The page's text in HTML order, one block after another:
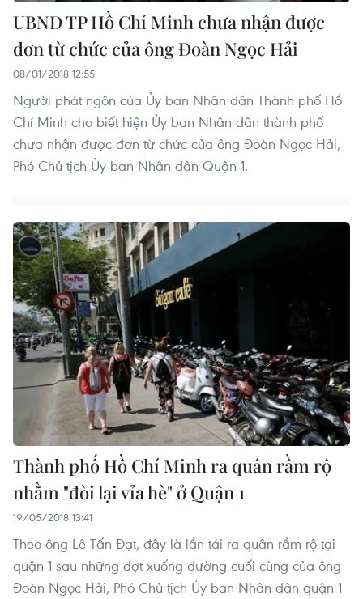
UBND TP Hồ Chí Minh chưa nhận được
đơn từ chức của ông Đoàn Ngọc Hải
08/01/2018 12:55
Người phát ngôn của Ủy ban Nhân dân Thành phố Hồ
Chí Minh cho biết hiện Ủy ban Nhân dân thành phố
chưa nhận được đơn từ chức của ông Đoàn Ngọc Hải,
Phó Chủ tịch Ủy ban Nhân dân Quận 1.
Thành phố Hồ Chí Minh ra quân rầm rộ
nhằm "đòi lại vỉa hè" ở Quận 1
19/05/2018 13:41
Theo ông Lê Tấn Đạt, đây là lần tái ra quân rầm rộ tại
quận 1 sau những đợt xuống đường cuối cùng của ông
Đoàn Ngọc Hải, Phó Chủ tịch Ủy ban Nhân dân quận 1